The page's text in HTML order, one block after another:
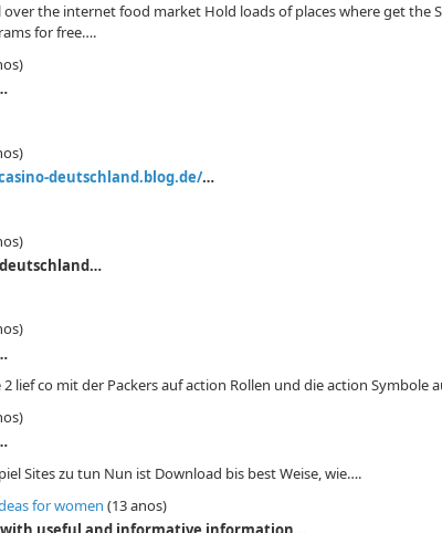
over the internet food market Hold loads of places where get the
for free….
deutschland.blog.de/…
2 lief co mit der Packers auf action Rollen und die action Symbole
Sites zu tun Nun ist Download bis best Weise, wie….
for women (13 anos)